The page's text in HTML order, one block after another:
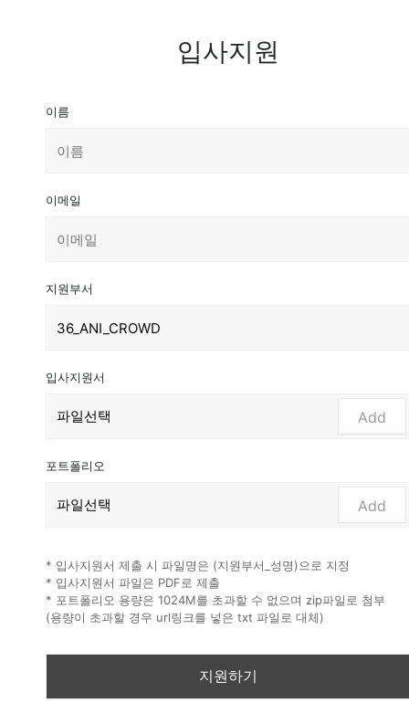
입사지원
이름
이메일
지원부서
입사지원서
Add
포트폴리오
Add
* 입사지원서 제출 시 파일명은 (지원부서_성명)으로 지정
* 입사지원서 파일은 PDF로 제출
* 포트폴리오 용량은 1024M를 초과할 수 없으며 zip파일로 첨부
(용량이 초과할 경우 url링크를 넣은 txt 파일로 대체)